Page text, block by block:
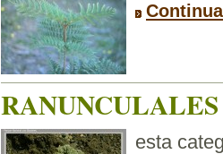
RANUNCULALES
esta